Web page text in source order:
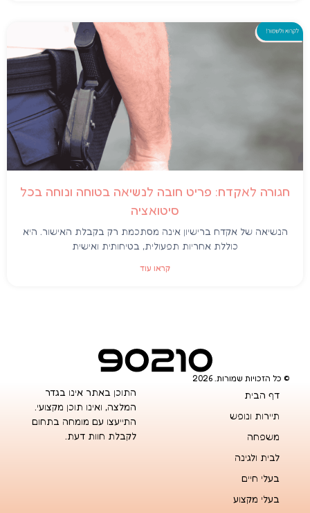
חגורה לאקדח: פריט חובה לנשיאה בטוחה ונוחה בכל
סיטואציה
הנשיאה של אקדח ברישיון אינה מסתכמת רק בקבלת האישור. היא
כוללת אחריות תפעולית, בטיחותית ואישית
קראו עוד
© כל הזכויות שמורות. 2026
דף הבית
תיירות ונופש
משפחה
לבית ולגינה
בעלי חיים
בעלי מקצוע
התוכן באתר אינו בגדר
המלצה, ואינו תוכן מקצועי.
התייעצו עם מומחה בתחום
לקבלת חוות דעת.